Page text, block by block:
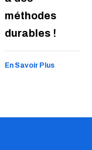
méthodes
durables !
En Savoir Plus